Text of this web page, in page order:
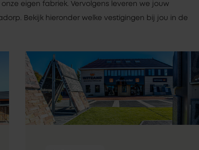
eigen fabriek. Vervolgens leveren we jouw
Bekijk hieronder welke vestigingen bij jou in de